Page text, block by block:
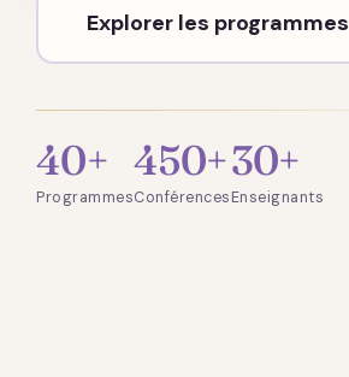
Explorer les programmes
40+
Programmes
450+
Conférences
30+
Enseignants